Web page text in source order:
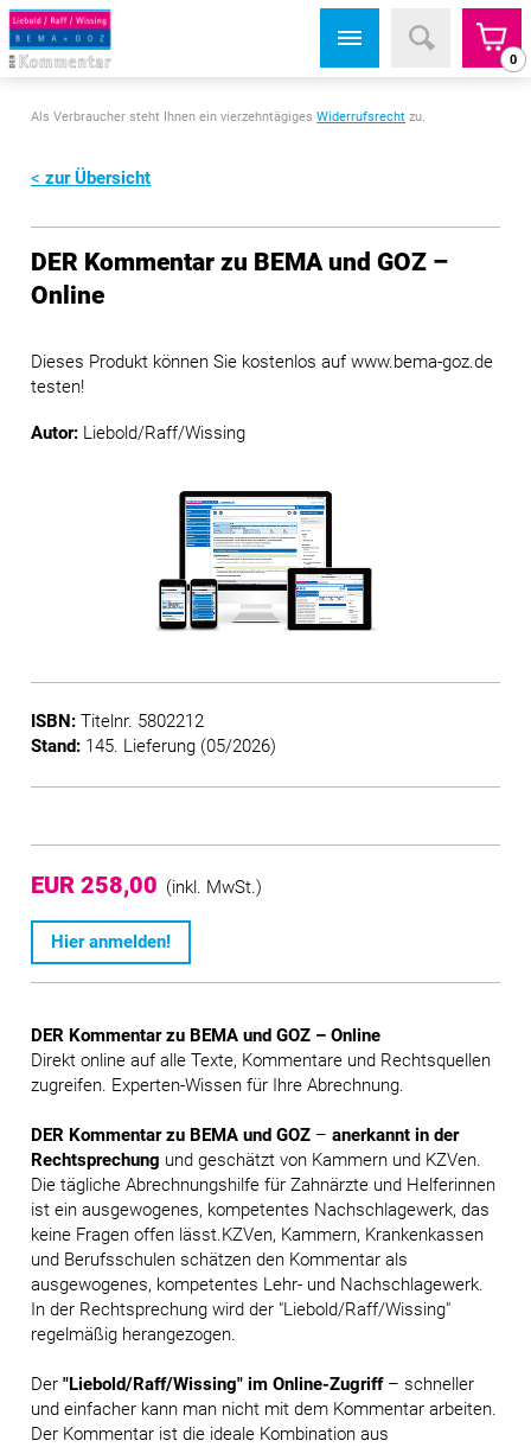
0
Als Verbraucher steht Ihnen ein vierzehntägigesWiderrufsrecht zu.
zur Übersicht
DER Kommentar zu BEMA und GOZ –
Online
Dieses Produkt können Sie kostenlos auf www.bema-goz.de
testen!
Autor: Liebold/Raff/Wissing
ISBN: Titelnr. 5802212
Stand: 145. Lieferung (05/2026)
EUR 258,00 (inkl. MwSt.)
Hier anmelden!
DER Kommentar zu BEMA und GOZ – Online
Direkt online auf alle Texte, Kommentare und Rechtsquellen
zugreifen. Experten-Wissen für Ihre Abrechnung.
DER Kommentar zu BEMA und GOZ – anerkannt in der
Rechtsprechung und geschätzt von Kammern und KZVen.
Die tägliche Abrechnungshilfe für Zahnärzte und Helferinnen
ist ein ausgewogenes, kompetentes Nachschlagewerk, das
keine Fragen offen lässt.KZVen, Kammern, Krankenkassen
und Berufsschulen schätzen den Kommentar als
ausgewogenes, kompetentes Lehr- und Nachschlagewerk.
In der Rechtsprechung wird der "Liebold/Raff/Wissing"
regelmäßig herangezogen.
Der "Liebold/Raff/Wissing" im Online-Zugriff– schneller
und einfacher kann man nicht mit dem Kommentar arbeiten.
Der Kommentar ist die ideale Kombination aus